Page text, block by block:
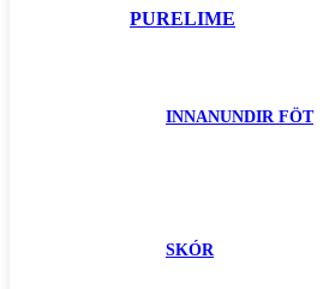
PURELIME
INNANUNDIR FÖT
SKÓR